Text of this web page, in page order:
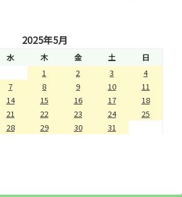
2025年5月
水 木 金 土
日
1
2 3
4
7 8 9 10
11
14 15 16 17
18
21 22 23 24
25
28 29 30 31